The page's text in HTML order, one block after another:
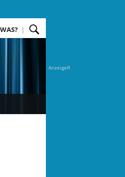
AnzeigeR